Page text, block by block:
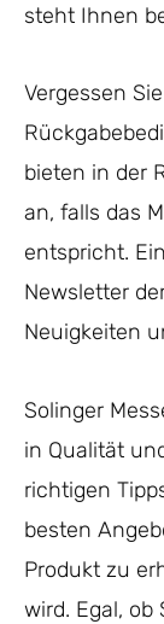
steht Ihnen
Vergessen
bieten in der
an, falls das
entspricht.
Newsletter
Neuigkeiten
Solinger
in Qualität
richtigen
besten
Produkt zu
wird. Egal, ob